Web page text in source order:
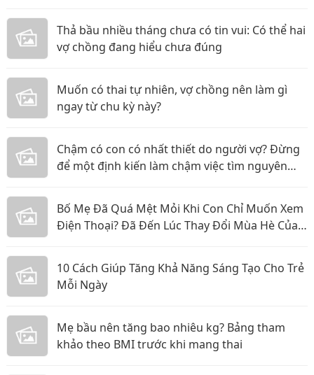
Thả bầu nhiều tháng chưa có tin vui: Có thể hai
vợ chồng đang hiểu chưa đúng
Muốn có thai tự nhiên, vợ chồng nên làm gì
ngay từ chu kỳ này?
Chậm có con có nhất thiết do người vợ? Đừng
để một định kiến làm chậm việc tìm nguyên
Bố Mẹ Đã Quá Mệt Mỏi Khi Con Chỉ Muốn Xem
Điện Thoại? Đã Đến Lúc Thay Đổi Mùa Hè Của
10 Cách Giúp Tăng Khả Năng Sáng Tạo Cho Trẻ
Mỗi Ngày
Mẹ bầu nên tăng bao nhiêu kg? Bảng tham
khảo theo BMI trước khi mang thai